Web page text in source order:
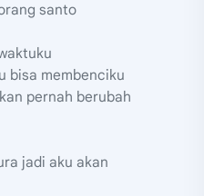
santo
bisa membenciku
pernah berubah
jadi aku akan